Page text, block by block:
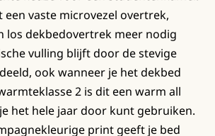
een vaste microvezel overtrek,
los dekbedovertrek meer nodig
vulling blijft door de stevige
ook wanneer je het dekbed
2 is dit een warm all
het hele jaar door kunt gebruiken.
print geeft je bed